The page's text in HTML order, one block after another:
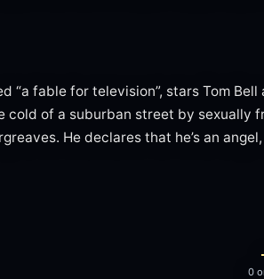
“a fable for television”, stars Tom
cold of a suburban street by sexually
He declares that he’s an
0